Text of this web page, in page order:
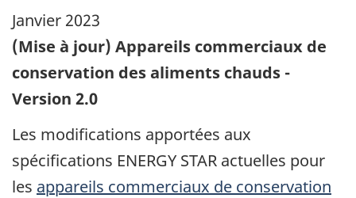
Janvier 2023
(Mise à jour) Appareils commerciaux de
conservation des aliments chauds -
Version 2.0
Les modifications apportées aux
spécifications ENERGY STAR actuelles pour
les appareils commerciaux de conservation